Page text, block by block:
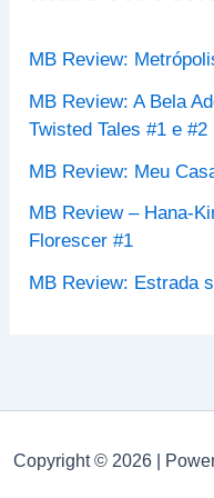
o
:
MB Review:
MB Review: A Bela
Twisted Tales #1 e #2
MB Review: Meu
MB Review – Hana-
Florescer #1
MB Review: Estrada
Copyright © 2026 |